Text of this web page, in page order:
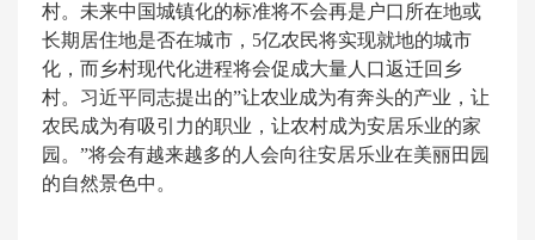
村。未来中国城镇化的标准将不会再是户口所在地或
长期居住地是否在城市，5亿农民将实现就地的城市
化，而乡村现代化进程将会促成大量人口返迁回乡
村。习近平同志提出的”让农业成为有奔头的产业，让
农民成为有吸引力的职业，让农村成为安居乐业的家
园。”将会有越来越多的人会向往安居乐业在美丽田园
的自然景色中。